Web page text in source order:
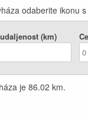
odaberite ikonu
(km)
je 86.02 km.